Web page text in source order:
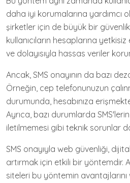
daha iyi korumalarına yardımcı
şirketler için de büyük bir
kullanıcıların hesaplarına
ve dolayısıyla hassas veriler
Ancak, SMS onayının da bazı
Örneğin, cep telefonunuzun
durumunda, hesabınıza
Ayrıca, bazı durumlarda
iletilmemesi gibi teknik sorunlar
SMS onayıyla web güvenliği,
artırmak için etkili bir yöntemdir.
siteleri bu yöntemin avantajlarını